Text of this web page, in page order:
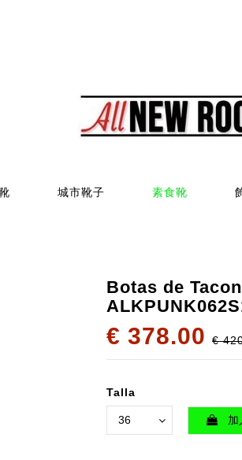
城市靴子 素食靴
Botas de
€ 378.00 €
Talla
加